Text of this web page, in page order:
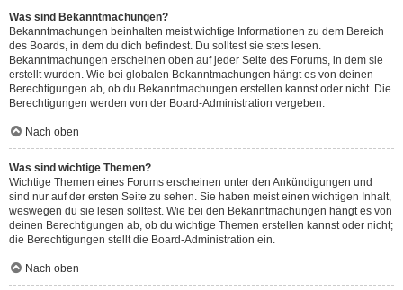
Was sind Bekanntmachungen?
Bekanntmachungen beinhalten meist wichtige Informationen zu dem Bereich
des Boards, in dem du dich befindest. Du solltest sie stets lesen.
Bekanntmachungen erscheinen oben auf jeder Seite des Forums, in dem sie
erstellt wurden. Wie bei globalen Bekanntmachungen hängt es von deinen
Berechtigungen ab, ob du Bekanntmachungen erstellen kannst oder nicht. Die
Berechtigungen werden von der Board-Administration vergeben.
Nach oben
Was sind wichtige Themen?
Wichtige Themen eines Forums erscheinen unter den Ankündigungen und
sind nur auf der ersten Seite zu sehen. Sie haben meist einen wichtigen Inhalt,
weswegen du sie lesen solltest. Wie bei den Bekanntmachungen hängt es von
deinen Berechtigungen ab, ob du wichtige Themen erstellen kannst oder nicht;
die Berechtigungen stellt die Board-Administration ein.
Nach oben